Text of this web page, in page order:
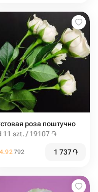
роза поштучно
11 szt. / 19107 ֏
4.92792 1 737֏